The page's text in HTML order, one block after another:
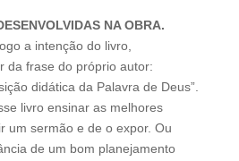
NA OBRA.
a intenção do livro,
da frase do próprio autor:
didática da Palavra de Deus”.
livro ensinar as melhores
um sermão e de o expor. Ou
de um bom planejamento